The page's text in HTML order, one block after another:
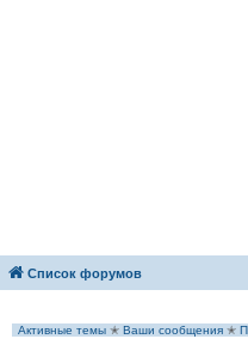
Список форумов
Активные темы ✭ Ваши сообщения ✭